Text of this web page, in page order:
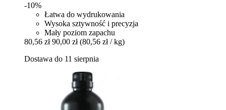
-10%
Łatwa do wydrukowania
Wysoka sztywność i precyzja
Mały poziom zapachu
80,56 zł 90,00 zł (80,56 zł / kg)
Dostawa do 11 sierpnia